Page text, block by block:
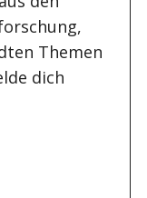
Themen
dich